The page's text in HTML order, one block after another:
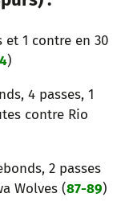
1 contre en 30
)
4 passes, 1
contre Rio
2 passes
Wolves (87-89)